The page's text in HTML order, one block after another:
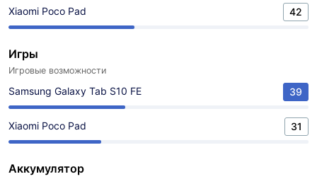
Xiaomi Poco Pad 42
Игры
Игровые возможности
Samsung Galaxy Tab S10 FE 39
Xiaomi Poco Pad 31
Аккумулятор